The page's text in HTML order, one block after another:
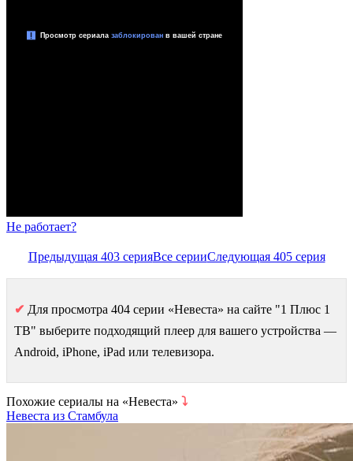
Не работает?
Предыдущая 403 серияВсе серииСледующая 405 серия
✔ Для просмотра 404 серии «Невеста» на сайте "1 Плюс 1
ТВ" выберите подходящий плеер для вашего устройства —
Android, iPhone, iPad или телевизора.
Похожие сериалы на «Невеста» ⤵
Невеста из Стамбула